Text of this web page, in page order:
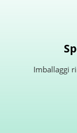
Imballaggi